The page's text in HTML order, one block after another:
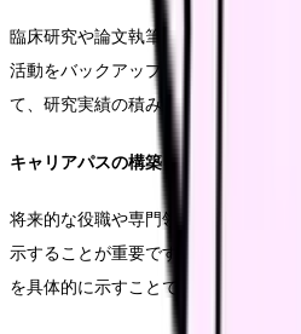
臨床研究や論文執筆の支援体制を整
活動をバックアップします。特に、
て、研究実績の積み重ねは重要な要素
キャリアパスの構築
将来的な役職や専門領域の確立に向
示することが重要です。特に、診療
を具体的に示すことで、長期的なビジ